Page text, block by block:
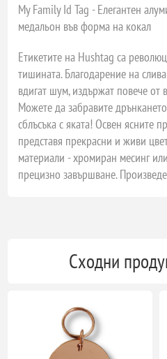
My Family Id Tag - Елегантен
медальон във форма на кокал
Етикетите на Hushtag са
тишината. Благодарение на
вдигат шум, издържат повече от
Можете да забравите
сблъсъка с яката! Освен ясните
представя прекрасни и живи
материали - хромиран месинг
прецизно завършване.
Сходни